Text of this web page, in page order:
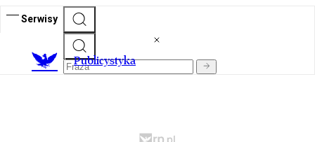
Serwisy
Publicystyka